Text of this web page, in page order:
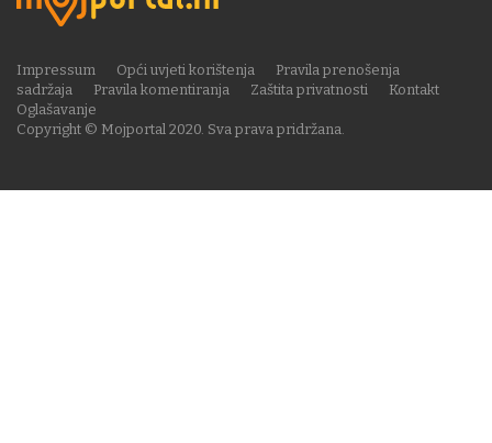
Copyright © Mojportal 2020. Sva prava pridržana.
Impressum Opći uvjeti korištenja
Pravila prenošenja
sadržaja
Pravila komentiranja Zaštita privatnosti
Kontakt
Oglašavanje